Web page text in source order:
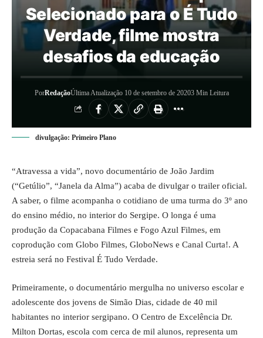
Selecionado para o É Tudo
Verdade, filme mostra
desafios da educação
PorRedaçãoÚltima Atualização 10 de setembro de 20203 Min Leitura
divulgação: Primeiro Plano
“Atravessa a vida”, novo documentário de João Jardim
(“Getúlio”, “Janela da Alma”) acaba de divulgar o trailer oficial.
A saber, o filme acompanha o cotidiano de uma turma do 3º ano
do ensino médio, no interior do Sergipe. O longa é uma
produção da Copacabana Filmes e Fogo Azul Filmes, em
coprodução com Globo Filmes, GloboNews e Canal Curta!. A
estreia será no Festival É Tudo Verdade.
Primeiramente, o documentário mergulha no universo escolar e
adolescente dos jovens de Simão Dias, cidade de 40 mil
habitantes no interior sergipano. O Centro de Excelência Dr.
Milton Dortas, escola com cerca de mil alunos, representa um